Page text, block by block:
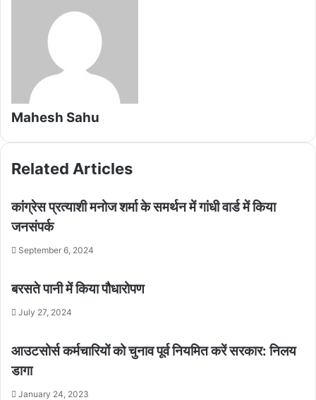
Mahesh Sahu
Related Articles
कांग्रेस प्रत्याशी मनोज शर्मा के समर्थन में गांधी वार्ड में किया
जनसंपर्क
September 6, 2024
बरसते पानी में किया पौधारोपण
July 27, 2024
आउटसोर्स कर्मचारियों को चुनाव पूर्व नियमित करें सरकार: निलय
डागा
January 24, 2023